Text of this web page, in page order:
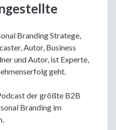
Branding Stratege,
Autor, Business
und Autor, ist Experte,
geht.
der größte B2B
Branding im